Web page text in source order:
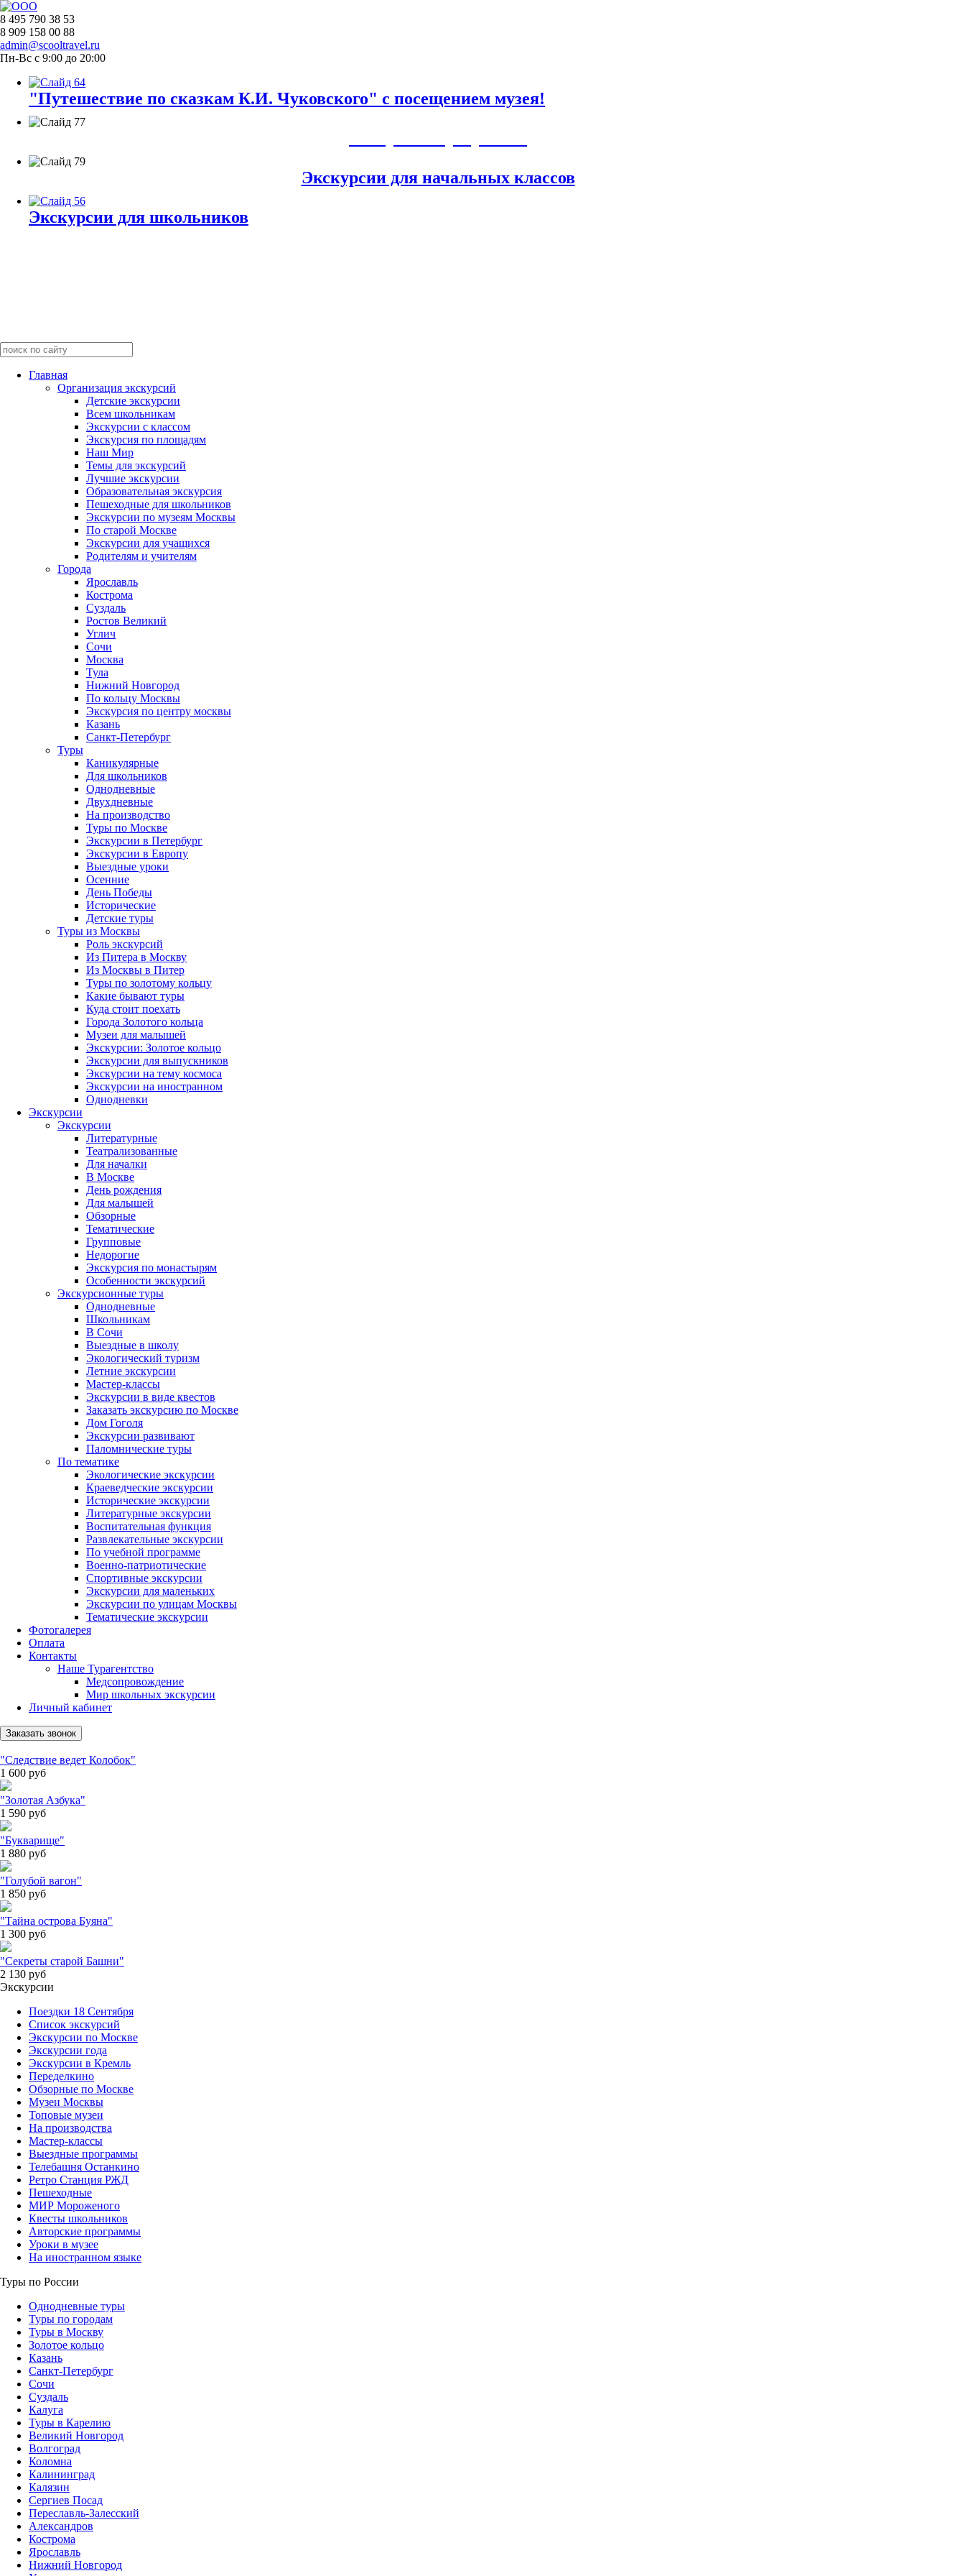
8 495 790 38 53
8 909 158 00 88
admin@scooltravel.ru
Пн-Вс с 9:00 до 20:00
"Путешествие по сказкам К.И. Чуковского" с посещением музея!
Экскурсии для начальных классов
Экскурсии для школьников
Главная
Организация экскурсий
Детские экскурсии
Всем школьникам
Экскурсии c классом
Экскурсия по площадям
Наш Мир
Темы для экскурсий
Лучшие экскурсии
Образовательная экскурсия
Пешеходные для школьников
Экскурсии по музеям Москвы
По старой Москве
Экскурсии для учащихся
Родителям и учителям
Города
Ярославль
Кострома
Суздаль
Ростов Великий
Углич
Сочи
Москва
Тула
Нижний Новгород
По кольцу Москвы
Экскурсия по центру москвы
Казань
Санкт-Петербург
Туры
Каникулярные
Для школьников
Однодневные
Двухдневные
На производство
Туры по Москве
Экскурсии в Петербург
Экскурсии в Европу
Выездные уроки
Осенние
День Победы
Исторические
Детские туры
Туры из Москвы
Роль экскурсий
Из Питера в Москву
Из Москвы в Питер
Туры по золотому кольцу
Какие бывают туры
Куда стоит поехать
Города Золотого кольца
Музеи для малышей
Экскурсии: Золотое кольцо
Экскурсии для выпускников
Экскурсии на тему космоса
Экскурсии на иностранном
Однодневки
Экскурсии
Экскурсии
Литературные
Театрализованные
Для началки
В Москве
День рождения
Для малышей
Обзорные
Тематические
Групповые
Недорогие
Экскурсия по монастырям
Особенности экскурсий
Экскурсионные туры
Однодневные
Школьникам
В Сочи
Выездные в школу
Экологический туризм
Летние экскурсии
Мастер-классы
Экскурсии в виде квестов
Заказать экскурсию по Москве
Дом Гоголя
Экскурсии развивают
Паломнические туры
По тематике
Экологические экскурсии
Краеведческие экскурсии
Исторические экскурсии
Литературные экскурсии
Воспитательная функция
Развлекательные экскурсии
По учебной программе
Военно-патриотические
Спортивные экскурсии
Экскурсии для маленьких
Экскурсии по улицам Москвы
Тематические экскурсии
Фотогалерея
Оплата
Контакты
Наше Турагентство
Медсопровождение
Мир школьных экскурсии
Личный кабинет
Заказать звонок
"Следствие ведет Колобок"
1 600 руб
"Золотая Азбука"
1 590 руб
"Букварище"
1 880 руб
"Голубой вагон"
1 850 руб
"Тайна острова Буяна"
1 300 руб
"Секреты старой Башни"
2 130 руб
Экскурсии
Поездки 18 Сентября
Список экскурсий
Экскурсии по Москве
Экскурсии года
Экскурсии в Кремль
Переделкино
Обзорные по Москве
Музеи Москвы
Топовые музеи
На производства
Мастер-классы
Выездные программы
Телебашня Останкино
Ретро Станция РЖД
Пешеходные
МИР Мороженого
Квесты школьников
Авторские программы
Уроки в музее
На иностранном языке
Туры по России
Однодневные туры
Туры по городам
Туры в Москву
Золотое кольцо
Казань
Санкт-Петербург
Сочи
Суздаль
Калуга
Туры в Карелию
Великий Новгород
Волгоград
Коломна
Калининград
Калязин
Сергиев Посад
Переславль-Залесский
Александров
Кострома
Ярославль
Нижний Новгород